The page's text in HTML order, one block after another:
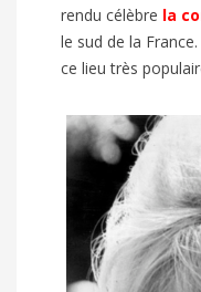
rendu célèbre la
le sud de la
ce lieu très